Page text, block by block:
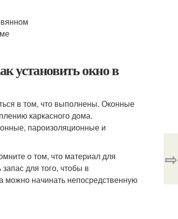
установить окно в
в том, что выполнены. Оконные
каркасного дома.
пароизоляционные и
о том, что материал для
для того, чтобы в
можно начинать непосредственную
⇨